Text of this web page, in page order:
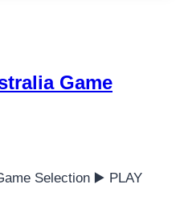
Game
Selection ▶️ PLAY